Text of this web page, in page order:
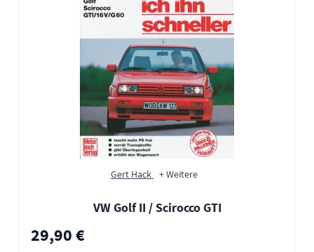
Gert Hack + Weitere
VW Golf II / Scirocco GTI
29,90 €